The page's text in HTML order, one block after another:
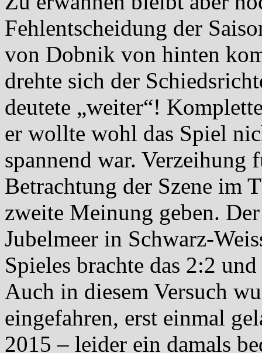
Fehlentscheidung der
von Dobnik von hinten
drehte sich der
deutete „weiter“!
er wollte wohl das Spiel
spannend war. Verzeihung
Betrachtung der Szene im
zweite Meinung geben.
Jubelmeer in Schwarz-
Spieles brachte das 2:2
Auch in diesem Versuch
eingefahren, erst einmal
2015 – leider ein damals